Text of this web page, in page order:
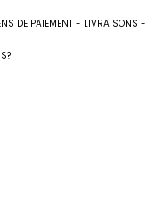
DE PAIEMENT LIVRAISONS